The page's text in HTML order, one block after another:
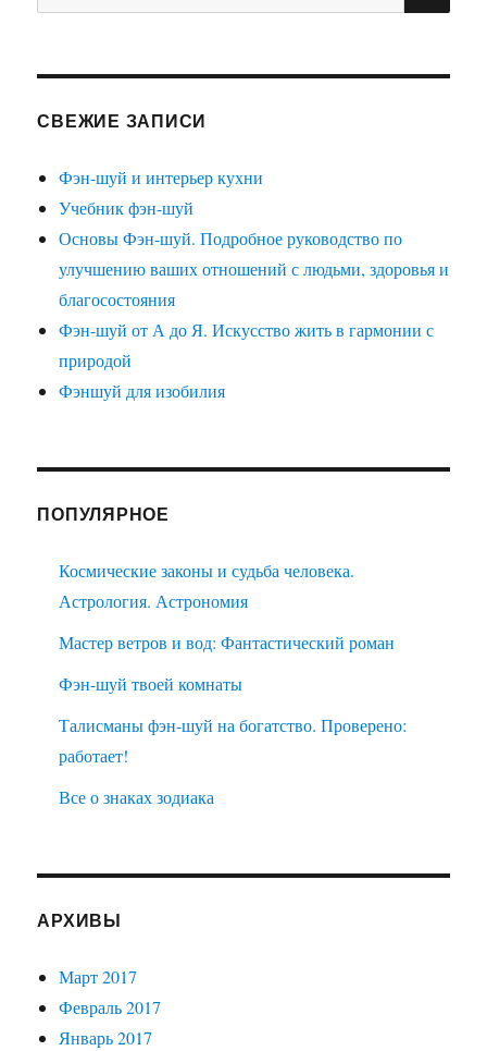
СВЕЖИЕ ЗАПИСИ
Фэн-шуй и интерьер кухни
Учебник фэн-шуй
Основы Фэн-шуй. Подробное руководство по
улучшению ваших отношений с людьми, здоровья и
благосостояния
Фэн-шуй от А до Я. Искусство жить в гармонии с
природой
Фэншуй для изобилия
ПОПУЛЯРНОЕ
Космические законы и судьба человека.
Астрология. Астрономия
Мастер ветров и вод: Фантастический роман
Фэн-шуй твоей комнаты
Талисманы фэн-шуй на богатство. Проверено:
работает!
Все о знаках зодиака
АРХИВЫ
Март 2017
Февраль 2017
Январь 2017